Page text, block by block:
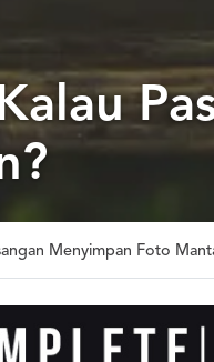
Menyimpan Foto